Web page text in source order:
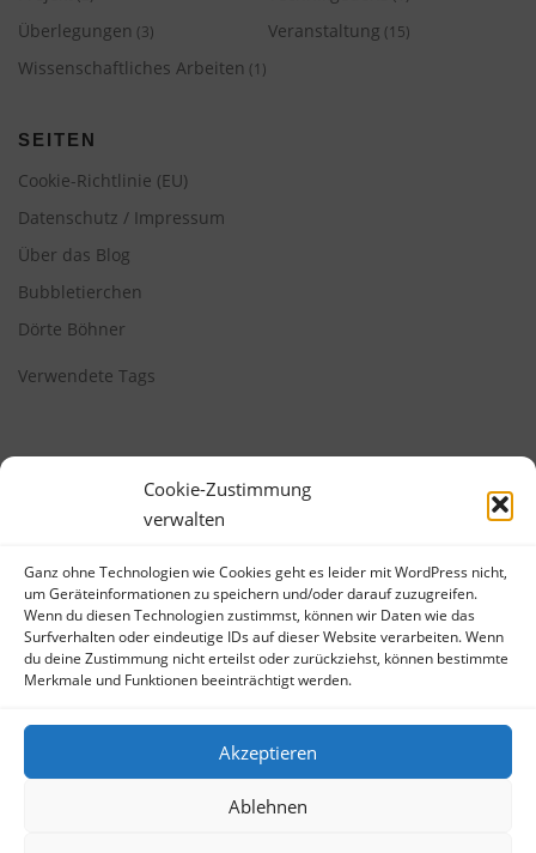
Cookie-Zustimmung
verwalten
Ganz ohne Technologien wie Cookies geht es leider mit WordPress nicht,
um Geräteinformationen zu speichern und/oder darauf zuzugreifen.
Wenn du diesen Technologien zustimmst, können wir Daten wie das
Surfverhalten oder eindeutige IDs auf dieser Website verarbeiten. Wenn
du deine Zustimmung nicht erteilst oder zurückziehst, können bestimmte
Merkmale und Funktionen beeinträchtigt werden.
Akzeptieren
Ablehnen
Überlegungen (3) Veranstaltung (15)
Wissenschaftliches Arbeiten (1)
SEITEN
Cookie-Richtlinie (EU)
Datenschutz / Impressum
Über das Blog
Bubbletierchen
Dörte Böhner
Verwendete Tags
META
Anmelden
Eintrags-Feed
WordPress.org